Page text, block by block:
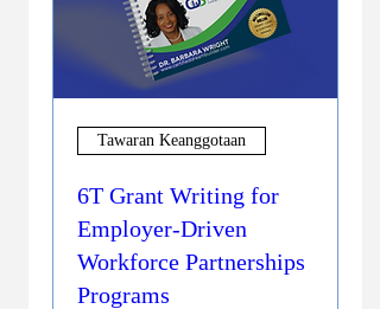
Tawaran Keanggotaan
6T Grant Writing for
Employer-Driven
Workforce Partnerships
Programs